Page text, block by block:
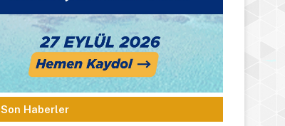
Son Haberler